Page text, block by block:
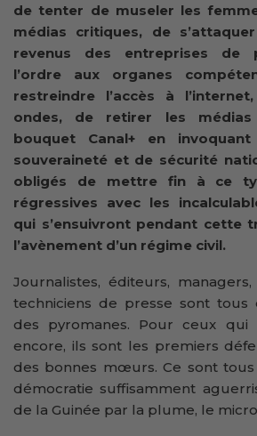
de tenter de museler les
médias critiques, de
revenus des entreprises de
l’ordre aux organes
restreindre l’accès à
ondes, de retirer les médias
bouquet Canal+ en
souveraineté et de sécurité
obligés de mettre fin à ce
régressives avec les
qui s’ensuivront pendant cette
l’avènement d’un régime civil.
Journalistes, éditeurs,
techniciens de presse sont tous
des pyromanes. Pour ceux
encore, ils sont les premiers
des bonnes mœurs. Ce sont
démocratie suffisamment
de la Guinée par la plume, le